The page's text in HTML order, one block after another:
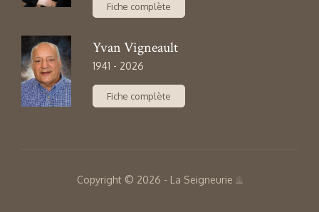
Copyright © 2026 - La Seigneurie